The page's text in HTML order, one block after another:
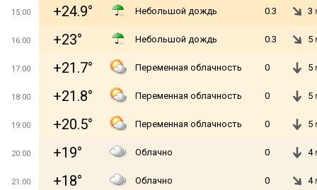
15:00 +24.9° Небольшой дождь 0.3 3
16:00 +23° Небольшой дождь 0.3 5
17:00 +21.7° Переменная облачность 0 5
18:00 +21.8° Переменная облачность 0 5
19:00 +20.5° Переменная облачность 0 5
20:00 +19° Облачно 0 4
21:00 +18° Облачно 0 4